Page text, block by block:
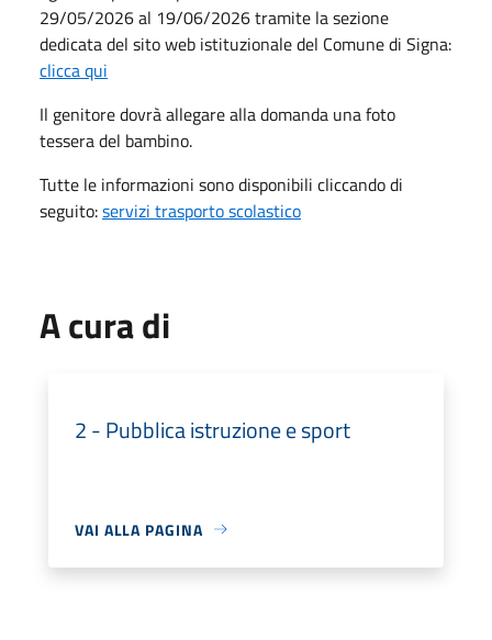
29/05/2026 al 19/06/2026 tramite la sezione
dedicata del sito web istituzionale del Comune di Signa:
clicca qui
Il genitore dovrà allegare alla domanda una foto
tessera del bambino.
Tutte le informazioni sono disponibili cliccando di
seguito:servizi trasporto scolastico
A cura di
2 - Pubblica istruzione e sport
VAI ALLA PAGINA